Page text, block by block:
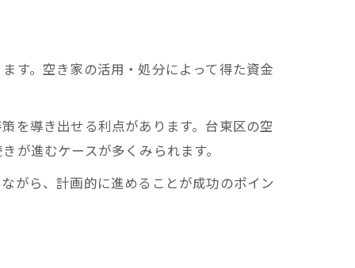
す。空き家の活用・処分によって得た資金
を導き出せる利点があります。台東区の空
が進むケースが多くみられます。
がら、計画的に進めることが成功のポイン